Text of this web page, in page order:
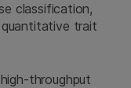
classification,
trait
throughput